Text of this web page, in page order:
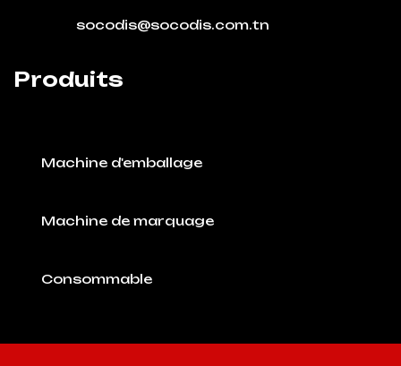
socodis@socodis.com.tn
Produits
Machine d'emballage
Machine de marquage
Consommable